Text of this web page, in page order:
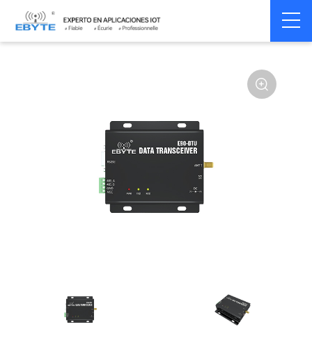
Home > Modem > Wireless modem LoRa wirelss modem
